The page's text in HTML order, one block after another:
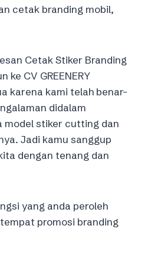
cetak branding mobil,
Cetak Stiker Branding
ke CV GREENERY
karena kami telah benar-
didalam
model stiker cutting dan
Jadi kamu sanggup
dengan tenang dan
yang anda peroleh
promosi branding